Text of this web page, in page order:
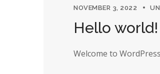
NOVEMBER 3, 2022
Hello world!
Welcome to